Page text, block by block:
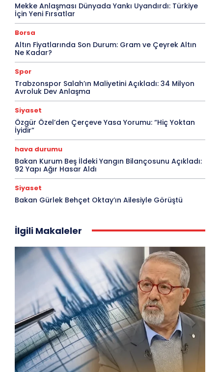
Mekke Anlaşması Dünyada Yankı Uyandırdı: Türkiye
İçin Yeni Fırsatlar
Borsa
Altın Fiyatlarında Son Durum: Gram ve Çeyrek Altın
Ne Kadar?
Spor
Trabzonspor Salah’ın Maliyetini Açıkladı: 34 Milyon
Avroluk Dev Anlaşma
Siyaset
Özgür Özel’den Çerçeve Yasa Yorumu: “Hiç Yoktan
İyidir”
hava durumu
Bakan Kurum Beş İldeki Yangın Bilançosunu Açıkladı:
92 Yapı Ağır Hasar Aldı
Siyaset
Bakan Gürlek Behçet Oktay’ın Ailesiyle Görüştü
İlgili Makaleler